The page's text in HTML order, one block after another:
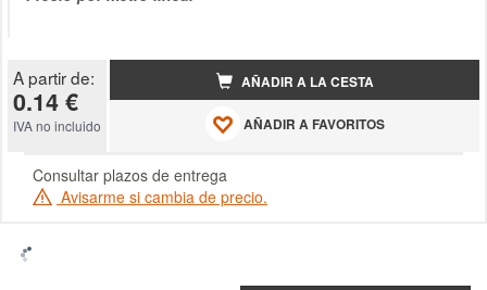
A partir de:
0.14 €
IVA no incluido
AÑADIR A LA CESTA
AÑADIR A FAVORITOS
Consultar plazos de entrega
Avisarme si cambia de precio.